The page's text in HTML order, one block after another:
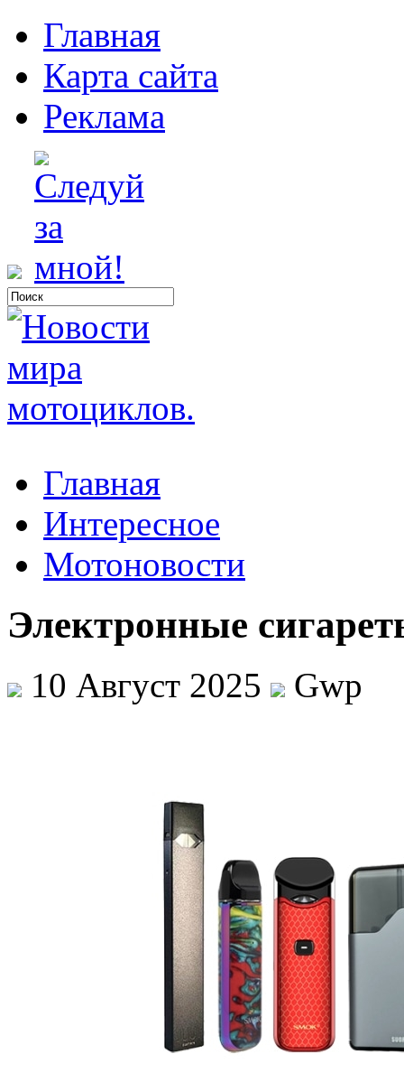
Главная
Карта сайта
Реклама
Главная
Интересное
Мотоновости
Электронные
10 Август 2025 Gwp